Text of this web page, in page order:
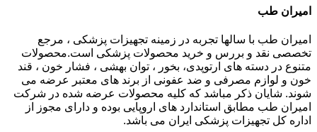
امیران طب
امیران طب با سالها تجربه در زمینه تجهیزات پزشکی ، مرجع
تخصصی نقد و بررس و خرید محصولات پزشکی است.محصولات
متنوع در دسته های ارتوپدی، بخور ، توان بهشی ، فشار خون ، قند
خون و لوازم مصرفی و ضد عفونی از برند های معتبر عرضه می
شوند. شایان ذکر مباشد که کلیه محصولات عرضه شده در شرکت
امیران طب مطابق استاندارد های اروپایی بوده و دارای مجوز از
اداره کل تجهیزات پزشکی ایران می باشد.